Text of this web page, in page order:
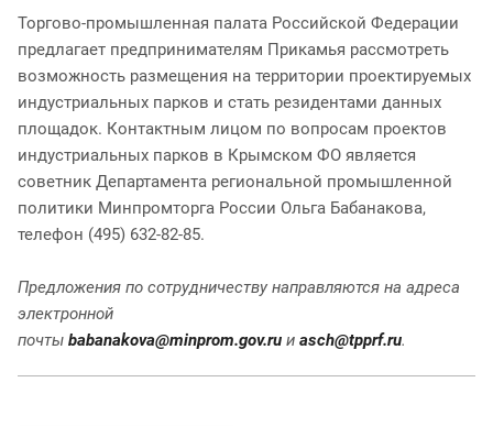
Торгово-промышленная палата Российской Федерации
предлагает предпринимателям Прикамья рассмотреть
возможность размещения на территории проектируемых
индустриальных парков и стать резидентами данных
площадок. Контактным лицом по вопросам проектов
индустриальных парков в Крымском ФО является
советник Департамента региональной промышленной
политики Минпромторга России Ольга Бабанакова,
телефон (495) 632-82-85.
Предложения по сотрудничеству направляются на адреса
электронной
почты babanakova@minprom.gov.ru и asch@tpprf.ru.